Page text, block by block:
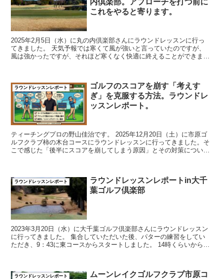
これをやると寄ります。
2025年2月5日（水）に丸の内倶楽部さんにラウンドレッスンに行っ
てきました。 天気予報では寒くて風が強いと言っていたのですが、
風は強かったですが、それほど寒くなく快適に終えることができまし
ラウンドレッスンレポート
ゴルフのスコアを崩す「考えす
ぎ」を克服する方法。ラウンドレ
ッスンレポート。
ティーチングプロの野山佳治です。 2025年12月20日（土）に市原ゴ
ルフクラブ柿の木台コースにラウンドレッスンに行ってきました。そ
こで感じた「後半にスコアを崩してしまう原因」とその対策について
ラウンドレッスンレポート
ラウンドレッスンレポートin大千
葉ゴルフ倶楽部
2023年3月20日（水）に大千葉ゴルフ倶楽部さんにラウンドレッスン
に行ってきました。 集合していただいた後、パターの練習をしてい
ただき、9：43に東コースからスタートしました。 14時くらいから雨
ラウンドレッスンレポート
ムーンレイクゴルフクラブ市原コ